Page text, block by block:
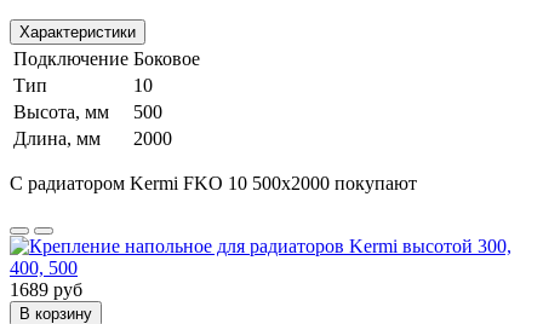
Характеристики
Подключение Боковое
Тип
10
Высота, мм
500
Длина, мм
2000
С радиатором Kermi FKO 10 500x2000 покупают
1689 руб
В корзину